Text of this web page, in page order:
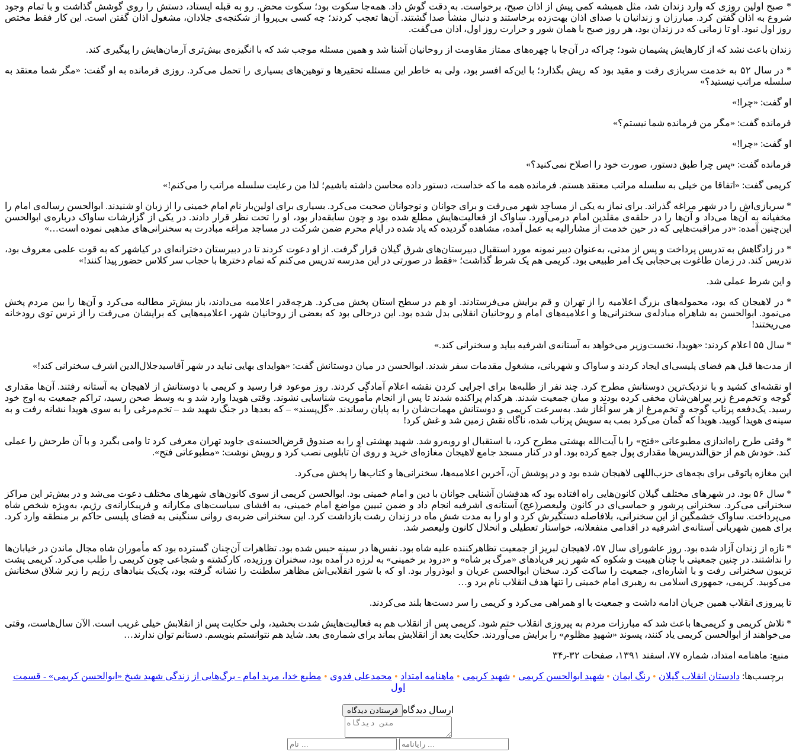
* صبح اولین روزی که وارد زندان شد، مثل همیشه کمی پیش از اذان صبح، برخواست. به دقت گوش داد. همه‌جا سکوت بود؛ سکوت محض. رو به قبله ایستاد، دستش را روی گوشش گذاشت و با تمام وجود
شروع به اذان گفتن کرد. مبارزان و زندانیان با صدای اذان بهت‌زده برخاستند و دنبال منشأ صدا گشتند. آن‌ها تعجب کردند؛ چه کسی بی‌پروا از شکنجه‌ی جلادان، مشغول اذان گفتن است. این کار فقط مختص
روز اول نبود. او تا زمانی که در زندان بود، هر روز صبح با همان شور و حرارت روز اول، اذان می‌گفت.
زندان باعث نشد که از کارهایش پشیمان شود؛ چراکه در آن‌جا با چهره‌های ممتاز مقاومت از روحانیان آشنا شد و همین مسئله موجب شد که با انگیزه‌ی بیش‌تری آرمان‌هایش را پیگیری کند.
* در سال ۵۲ به خدمت سربازی رفت و مقید بود که ریش بگذارد؛ با این‌که افسر بود، ولی به خاطر این مسئله تحقیرها و توهین‌های بسیاری را تحمل می‌کرد. روزی فرمانده به او گفت: «مگر شما معتقد به
سلسله مراتب نیستید؟»
او گفت: «چرا!»
فرمانده گفت: «مگر من فرمانده شما نیستم؟»
او گفت: «چرا!»
فرمانده گفت: «پس چرا طبق دستور، صورت خود را اصلاح نمی‌کنید؟»
کریمی گفت: «اتفاقا من خیلی به سلسله مراتب معتقد هستم. فرمانده همه ما که خداست، دستور داده محاسن داشته باشیم؛ لذا من رعایت سلسله مراتب را می‌کنم!»
* سربازی‌اش را در شهر مراغه گذراند. برای نماز به یکی از مساجد شهر می‌رفت و برای جوانان و نوجوانان صحبت می‌کرد. بسیاری برای اولین‌بار نام امام خمینی را از زبان او شنیدند. ابوالحسن رساله‌ی امام را
مخفیانه به آن‌ها می‌داد و آن‌ها را در حلقه‌ی مقلدین امام درمی‌آورد. ساواک از فعالیت‌هایش مطلع شده بود و چون سابقه‌دار بود، او را تحت نظر قرار دادند. در یکی از گزارشات ساواک درباره‌ی ابوالحسن
این‌چنین آمده: «در مراقبت‌هایی که در حین خدمت از مشارالیه به عمل آمده، مشاهده گردیده که یاد شده در ایام محرم ضمن شرکت در مساجد مراغه مبادرت به سخنرانی‌های مذهبی نموده است…»
* در زادگاهش به تدریس پرداخت و پس از مدتی، به‌عنوان دبیر نمونه‌ مورد استقبال دبیرستان‌های شرق گیلان قرار گرفت. از او دعوت کردند تا در دبیرستان دخترانه‌ای در کیاشهر که به قوت علمی معروف بود،
تدریس کند. در زمان طاغوت بی‌حجابی یک امر طبیعی بود. کریمی هم یک شرط گذاشت؛ «فقط در صورتی در این مدرسه تدریس می‌کنم که تمام دخترها با حجاب سر کلاس حضور پیدا کنند!»
و این شرط عملی شد.
* در لاهیجان که بود، محموله‌های بزرگ اعلامیه را از تهران و قم برایش می‌فرستادند. او هم در سطح استان پخش می‌کرد. هرچه‌قدر اعلامیه می‌دادند، باز بیش‌تر مطالبه می‌کرد و آن‌ها را بین مردم پخش
می‌نمود. ابوالحسن به شاهراه مبادله‌ی سخنرانی‌ها و اعلامیه‌های امام و روحانیان انقلابی بدل شده بود. این درحالی بود که بعضی از روحانیان شهر، اعلامیه‌هایی که برایشان می‌رفت را از ترس توی رودخانه
می‌ریختند!
* سال ۵۵ اعلام کردند: «هویدا، نخست‌وزیر می‌خواهد به آستانه‌ی اشرفیه بیاید و سخنرانی کند.»
از مدت‌ها قبل هم فضای پلیسی‌ای ایجاد کردند و ساواک و شهربانی، مشغول مقدمات سفر شدند. ابوالحسن در میان دوستانش گفت: «هوایدای بهایی نباید در شهر آقاسیدجلال‌الدین اشرف سخنرانی کند!»
او نقشه‌ای کشید و با نزدیک‌ترین دوستانش مطرح کرد. چند نفر از طلبه‌ها برای اجرایی کردن نقشه اعلام آمادگی کردند. روز موعود فرا رسید و کریمی با دوستانش از لاهیجان به آستانه رفتند. آن‌ها مقداری
گوجه و تخم‌مرغ زیر پیراهن‌شان مخفی کرده بودند و میان جمعیت شدند. هرکدام پراکنده شدند تا پس از انجام مأموریت شناسایی نشوند. وقتی هویدا وارد شد و به وسط صحن رسید، تراکم جمعیت به اوج خود
رسید. یک‌دفعه پرتاب گوجه و تخم‌مرغ از هر سو آغاز شد. به‌سرعت کریمی و دوستانش مهمات‌شان را به پایان رساندند. «گل‌پسند» – که بعدها در جنگ شهید شد – تخم‌مرغی را به سوی هویدا نشانه رفت و به
سینه‌ی هویدا کوبید. هویدا که گمان می‌کرد بمب به سویش پرتاب شده، ناگاه نقش زمین شد و غش کرد!
* وقتی طرح راه‌اندازی مطبوعاتی «فتح» را با آیت‌الله بهشتی مطرح کرد، با استقبال او روبه‌رو شد. شهید بهشتی او را به صندوق قرض‌الحسنه‌ی جاوید تهران معرفی کرد تا وامی بگیرد و با آن طرحش را عملی
کند. خودش هم از حق‌التدریس‌ها مقداری پول جمع کرده بود. او در کنار مسجد جامع لاهیجان مغازه‌ای خرید و روی آن تابلویی نصب کرد و رویش نوشت: «مطبوعاتی فتح».
این مغازه پاتوقی برای بچه‌های حزب‌اللهی لاهیجان شده بود و در پوشش آن، آخرین اعلامیه‌ها، سخنرانی‌ها و کتاب‌ها را پخش می‌کرد.
* سال ۵۶ بود. در شهرهای مختلف گیلان کانون‌هایی راه افتاده بود که هدفشان آشنایی جوانان با دین و امام خمینی بود. ابوالحسن کریمی از سوی کانون‌های شهرهای مختلف دعوت می‌شد و در بیش‌تر این مراکز
سخنرانی می‌کرد. سخنرانی پرشور و حماسی‌ای در کانون ولیعصر(عج) آستانه‌ی اشرفیه انجام داد و ضمن تبیین مواضع امام خمینی، به افشای سیاست‌های مکارانه و فریبکارانه‌ی رژیم، به‌ویژه شخص شاه
می‌پرداخت. ساواک خشمگین از این سخنرانی، بلافاصله دستگیرش کرد و او را به مدت شش ماه در زندان رشت بازداشت کرد. این سخنرانی ضربه‌ی روانی سنگینی به فضای پلیسی حاکم بر منطقه وارد کرد.
برای همین شهربانی آستانه‌ی اشرفیه در اقدامی منفعلانه، خواستار تعطیلی و انحلال کانون ولیعصر شد.
* تازه از زندان آزاد شده بود. روز عاشورای سال ۵۷، لاهیجان لبریز از جمعیت تظاهرکننده علیه شاه بود. نفس‌ها در سینه حبس شده بود. تظاهرات آن‌چنان گسترده بود که مأموران شاه مجال ماندن در خیابان‌ها
را نداشتند. در چنین جمعیتی با چنان هیبت و شکوه که شهر زیر فریاد‌های «مرگ بر شاه» و «درود بر خمینی» به لرزه در آمده بود، سخنران ورزیده، کارکشته‌ و شجاعی چون کریمی را طلب می‌کرد. کریمی پشت
تریبون سخنرانی رفت و با اشاره‌ای، جمعیت را ساکت کرد. سخنان ابوالحسن عریان و ابوذروار بود. او که با شور انقلابی‌اش مظاهر سلطنت را نشانه گرفته بود، یک‌یک بنیاد‌های رژیم را زیر شلاق سخنانش
می‌کوبید. کریمی، جمهوری اسلامی به رهبری امام خمینی را تنها هدف انقلاب نام برد و…
تا پیروزی انقلاب همین جریان ادامه داشت و جمعیت با او همراهی می‌کرد و کریمی را سر دست‌ها بلند می‌کردند.
* تلاش کریمی و کریمی‌ها باعث شد که مبارزات مردم به پیروزی انقلاب ختم شود. کریمی پس از انقلاب هم به فعالیت‌هایش شدت بخشید، ولی حکایت پس از انقلابش خیلی غریب است. الآن سال‌هاست، وقتی
می‌خواهند از ابوالحسن کریمی یاد کنند، پسوند «شهیدِ مظلوم» را برایش می‌آوردند. حکایت بعد از انقلابش بماند برای شماره‌ی بعد. شاید هم نتوانستم بنویسم. دستانم توان ندارند…
منبع: ماهنامه امتداد، شماره ۷۷، اسفند ۱۳۹۱، صفحات ۳۲-۳۴٫
برچسب‌ها:دادستان انقلاب گیلان • رنگ ایمان • شهید ابوالحسن کریمی • شهید کریمی • ماهنامه امتداد • محمدعلی فدوی • مطیع خدا، مرید امام - برگ‌هایی از زندگی شهید شیخ «ابوالحسن کریمی» - قسمت
اول
فرستادن دیدگاه ارسال دیدگاه